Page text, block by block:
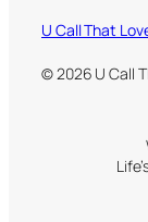
U Call That
© 2026 U Call